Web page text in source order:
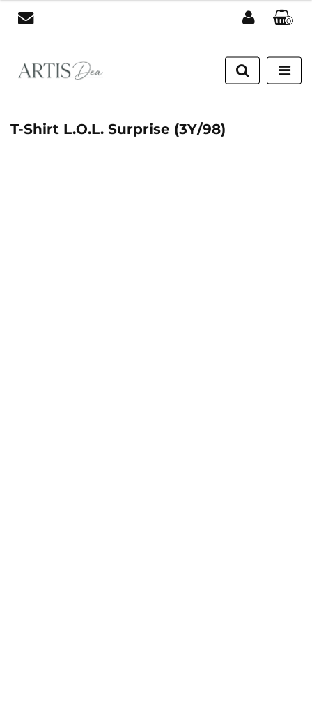
Zaloguj się
Zarejestruj się
0
T-Shirt L.O.L. Surprise (3Y/98)